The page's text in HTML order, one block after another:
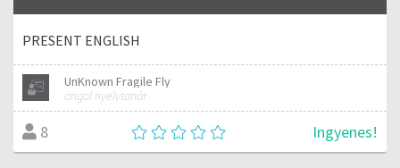
PRESENT ENGLISH
UnKnown Fragile Fly
angol nyelvtanár
8 Ingyenes!